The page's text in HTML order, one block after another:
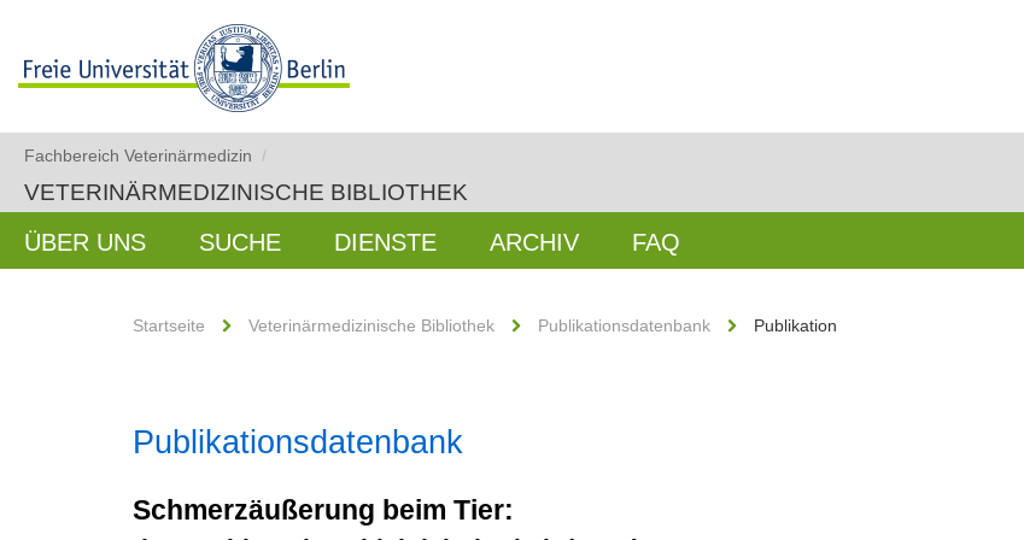
Fachbereich Veterinärmedizin /
VETERINÄRMEDIZINISCHE BIBLIOTHEK
ÜBER UNS SUCHE DIENSTE ARCHIV FAQ
Startseite Veterinärmedizinische Bibliothek Publikationsdatenbank Publikation
Publikationsdatenbank
Schmerzäußerung beim Tier: